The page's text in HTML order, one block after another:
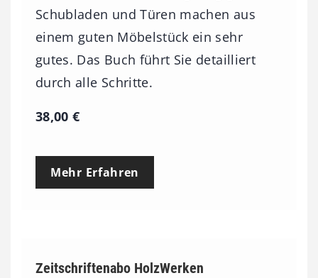
Schubladen und Türen machen aus
einem guten Möbelstück ein sehr
gutes. Das Buch führt Sie detailliert
durch alle Schritte.
38,00€
Mehr Erfahren
Zeitschriftenabo HolzWerken